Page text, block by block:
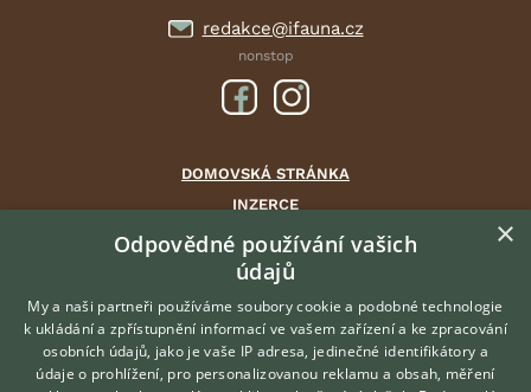
redakce@ifauna.cz
nonstop
DOMOVSKÁ STRÁNKA
INZERCE
DISKUSE
ČLÁNKY
CHOVATELSKÉ STANICE
ATLAS
×
Odpovědné používání vašich
údajů
My a naši partneři používáme soubory cookie a podobné technologie
k ukládání a zpřístupnění informací ve vašem zařízení a ke zpracování
osobních údajů, jako je vaše IP adresa, jedinečné identifikátory a
údaje o prohlížení, pro personalizovanou reklamu a obsah, měření